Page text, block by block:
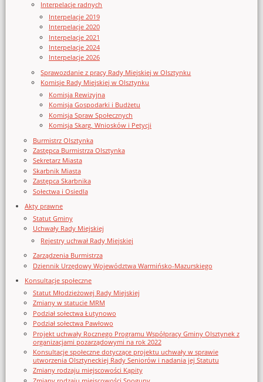
Interpelacje radnych
Interpelacje 2019
Interpelacje 2020
Interpelacje 2021
Interpelacje 2024
Interpelacje 2026
Sprawozdanie z pracy Rady Miejskiej w Olsztynku
Komisje Rady Miejskiej w Olsztynku
Komisja Rewizyjna
Komisja Gospodarki i Budżetu
Komisja Spraw Społecznych
Komisja Skarg, Wniosków i Petycji
Burmistrz Olsztynka
Zastępca Burmistrza Olsztynka
Sekretarz Miasta
Skarbnik Miasta
Zastępca Skarbnika
Sołectwa i Osiedla
Akty prawne
Statut Gminy
Uchwały Rady Miejskiej
Rejestry uchwał Rady Miejskiej
Zarządzenia Burmistrza
Dziennik Urzędowy Województwa Warmińsko-Mazurskiego
Konsultacje społeczne
Statut Młodzieżowej Rady Miejskiej
Zmiany w statucie MRM
Podział sołectwa Łutynowo
Podział sołectwa Pawłowo
Projekt uchwały Rocznego Programu Współpracy Gminy Olsztynek z
organizacjami pozarządowymi na rok 2022
Konsultacje społeczne dotyczące projektu uchwały w sprawie
utworzenia Olsztyneckiej Rady Seniorów i nadania jej Statutu
Zmiany rodzaju miejscowości Kąpity